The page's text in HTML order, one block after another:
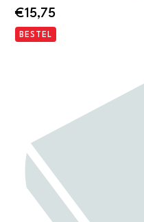
€15,75
BESTEL